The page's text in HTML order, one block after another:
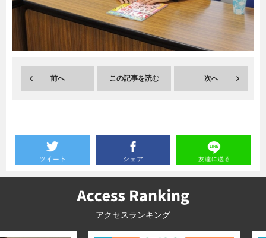
暮らし エンタメ
連載一覧
前へ この記事を読む 次へ
アクセスランキング